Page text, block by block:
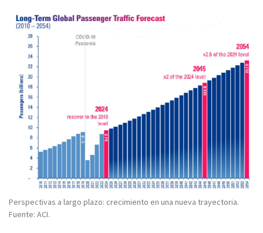
Perspectivas a largo plazo: crecimiento en una nueva trayectoria.
Fuente: ACI.